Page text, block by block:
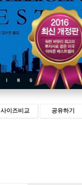
사이즈비교 공유하기